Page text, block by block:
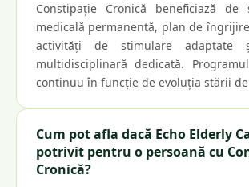
Constipație Cronică beneficiază de
medicală permanentă, plan de
activități de stimulare adaptate
multidisciplinară dedicată.
continuu în funcție de evoluția stării
Cum pot afla dacă Echo Elderly
potrivit pentru o persoană cu
Cronică?